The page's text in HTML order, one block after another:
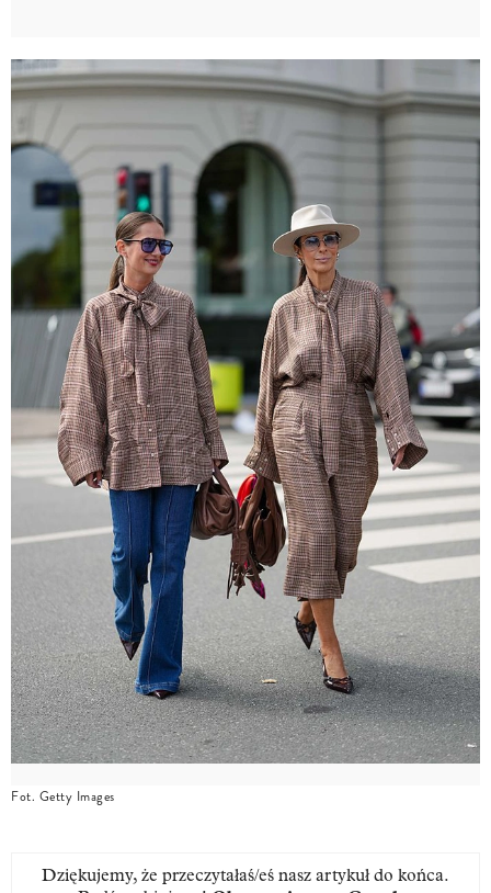
Fot. Getty Images
Dziękujemy, że przeczytałaś/eś nasz artykuł do końca.